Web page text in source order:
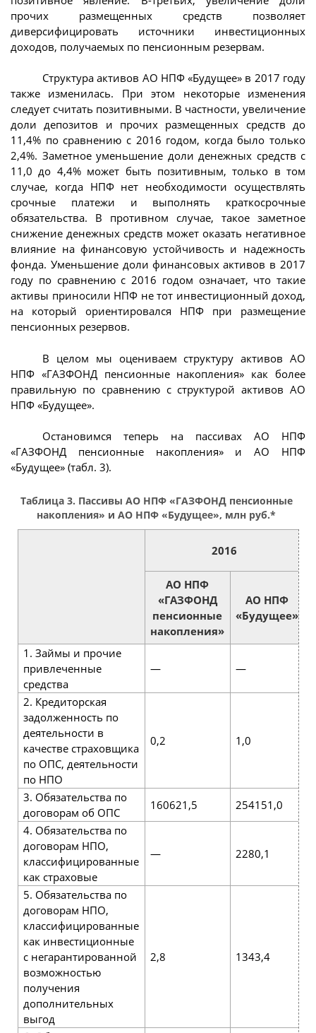
прочих размещенных средств позволяет
диверсифицировать источники инвестиционных
доходов, получаемых по пенсионным резервам.
Структура активов АО НПФ «Будущее» в 2017 году
также изменилась. При этом некоторые изменения
следует считать позитивными. В частности, увеличение
доли депозитов и прочих размещенных средств до
11,4% по сравнению с 2016 годом, когда было только
2,4%. Заметное уменьшение доли денежных средств с
11,0 до 4,4% может быть позитивным, только в том
случае, когда НПФ нет необходимости осуществлять
срочные платежи и выполнять краткосрочные
обязательства. В противном случае, такое заметное
снижение денежных средств может оказать негативное
влияние на финансовую устойчивость и надежность
фонда. Уменьшение доли финансовых активов в 2017
году по сравнению с 2016 годом означает, что такие
активы приносили НПФ не тот инвестиционный доход,
на который ориентировался НПФ при размещение
пенсионных резервов.
В целом мы оцениваем структуру активов АО
НПФ «ГАЗФОНД пенсионные накопления» как более
правильную по сравнению с структурой активов АО
НПФ «Будущее».
Остановимся теперь на пассивах АО НПФ
«ГАЗФОНД пенсионные накопления» и АО НПФ
«Будущее» (табл. 3).
Таблица 3. Пассивы АО НПФ «ГАЗФОНД пенсионные
накопления» и АО НПФ «Будущее», млн руб.*
2016
АО НПФ
«ГАЗФОНД
пенсионные
накопления»
АО НПФ
«Будущее»
1. Займы и прочие
привлеченные
средства
— —
2. Кредиторская
задолженность по
деятельности в
качестве страховщика
по ОПС, деятельности
по НПО
0,2 1,0
3. Обязательства по
договорам об ОПС
160621,5 254151,0
4. Обязательства по
договорам НПО,
классифицированные
как страховые
— 2280,1
5. Обязательства по
договорам НПО,
классифицированные
как инвестиционные
с негарантированной
возможностью
получения
дополнительных
выгод
2,8 1343,4